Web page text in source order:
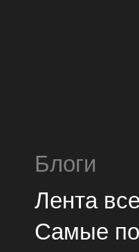
Блоги
Лента
Самые